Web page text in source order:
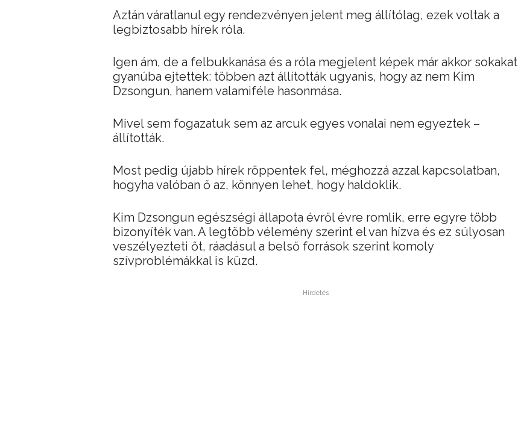
Aztán váratlanul egy rendezvényen jelent meg állítólag, ezek voltak a
legbiztosabb hírek róla.
Igen ám, de a felbukkanása és a róla megjelent képek már akkor sokakat
gyanúba ejtettek: többen azt állították ugyanis, hogy az nem Kim
Dzsongun, hanem valamiféle hasonmása.
Mivel sem fogazatuk sem az arcuk egyes vonalai nem egyeztek –
állították.
Most pedig újabb hírek röppentek fel, méghozzá azzal kapcsolatban,
hogyha valóban ő az, könnyen lehet, hogy haldoklik.
Kim Dzsongun egészségi állapota évről évre romlik, erre egyre több
bizonyíték van. A legtöbb vélemény szerint el van hízva és ez súlyosan
veszélyezteti őt, ráadásul a belső források szerint komoly
szívproblémákkal is küzd.
Hirdetés